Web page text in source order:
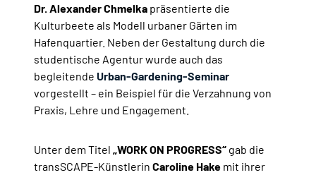
Dr. Alexander Chmelka präsentierte die
Kulturbeete als Modell urbaner Gärten im
Hafenquartier. Neben der Gestaltung durch die
studentische Agentur wurde auch das
begleitende Urban-Gardening-Seminar
vorgestellt – ein Beispiel für die Verzahnung von
Praxis, Lehre und Engagement.
Unter dem Titel „WORK ON PROGRESS“ gab die
transSCAPE-Künstlerin Caroline Hake mit ihrer